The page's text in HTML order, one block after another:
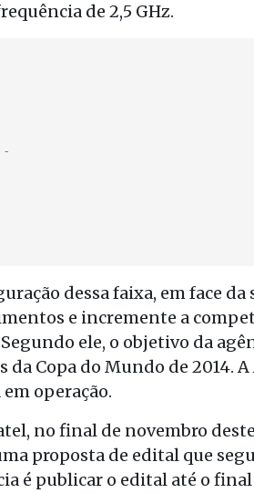
de 2,5 GHz.
dessa faixa, em face da
e incremente a
ele, o objetivo da
Copa do Mundo de 2014.
operação.
no final de novembro
proposta de edital que
é publicar o edital até o final